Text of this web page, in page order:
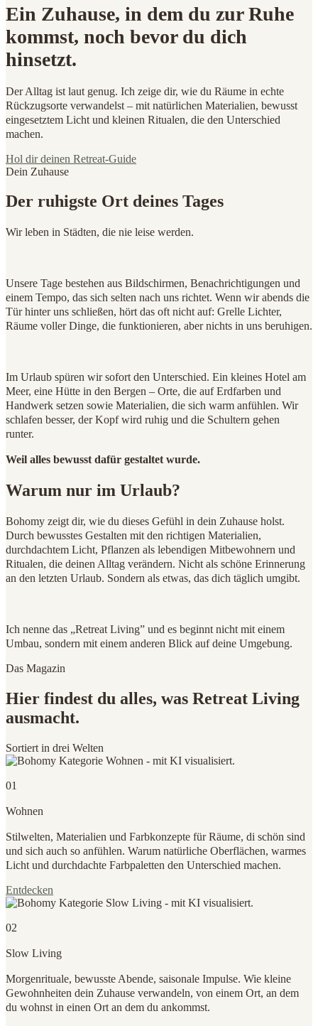
Ein Zuhause, in dem du zur Ruhe
kommst, noch bevor du dich
hinsetzt.
Der Alltag ist laut genug. Ich zeige dir, wie du Räume in echte
Rückzugsorte verwandelst – mit natürlichen Materialien, bewusst
eingesetztem Licht und kleinen Ritualen, die den Unterschied
machen.
Hol dir deinen Retreat-Guide
Dein Zuhause
Der ruhigste Ort deines Tages
Wir leben in Städten, die nie leise werden.
Unsere Tage bestehen aus Bildschirmen, Benachrichtigungen und
einem Tempo, das sich selten nach uns richtet. Wenn wir abends die
Tür hinter uns schließen, hört das oft nicht auf: Grelle Lichter,
Räume voller Dinge, die funktionieren, aber nichts in uns beruhigen.
Im Urlaub spüren wir sofort den Unterschied. Ein kleines Hotel am
Meer, eine Hütte in den Bergen – Orte, die auf Erdfarben und
Handwerk setzen sowie Materialien, die sich warm anfühlen. Wir
schlafen besser, der Kopf wird ruhig und die Schultern gehen
runter.
Weil alles bewusst dafür gestaltet wurde.
Warum nur im Urlaub?
Bohomy zeigt dir, wie du dieses Gefühl in dein Zuhause holst.
Durch bewusstes Gestalten mit den richtigen Materialien,
durchdachtem Licht, Pflanzen als lebendigen Mitbewohnern und
Ritualen, die deinen Alltag verändern. Nicht als schöne Erinnerung
an den letzten Urlaub. Sondern als etwas, das dich täglich umgibt.
Ich nenne das „Retreat Living” und es beginnt nicht mit einem
Umbau, sondern mit einem anderen Blick auf deine Umgebung.
Das Magazin
Hier findest du alles, was Retreat Living
ausmacht.
Sortiert in drei Welten
01
Wohnen
Stilwelten, Materialien und Farbkonzepte für Räume, di schön sind
und sich auch so anfühlen. Warum natürliche Oberflächen, warmes
Licht und durchdachte Farbpaletten den Unterschied machen.
Entdecken
02
Slow Living
Morgenrituale, bewusste Abende, saisonale Impulse. Wie kleine
Gewohnheiten dein Zuhause verwandeln, von einem Ort, an dem
du wohnst in einen Ort an dem du ankommst.